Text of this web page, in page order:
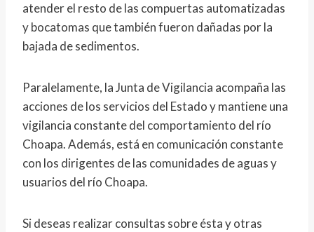
atender el resto de las compuertas automatizadas
y bocatomas que también fueron dañadas por la
bajada de sedimentos.
Paralelamente, la Junta de Vigilancia acompaña las
acciones de los servicios del Estado y mantiene una
vigilancia constante del comportamiento del río
Choapa. Además, está en comunicación constante
con los dirigentes de las comunidades de aguas y
usuarios del río Choapa.
Si deseas realizar consultas sobre ésta y otras